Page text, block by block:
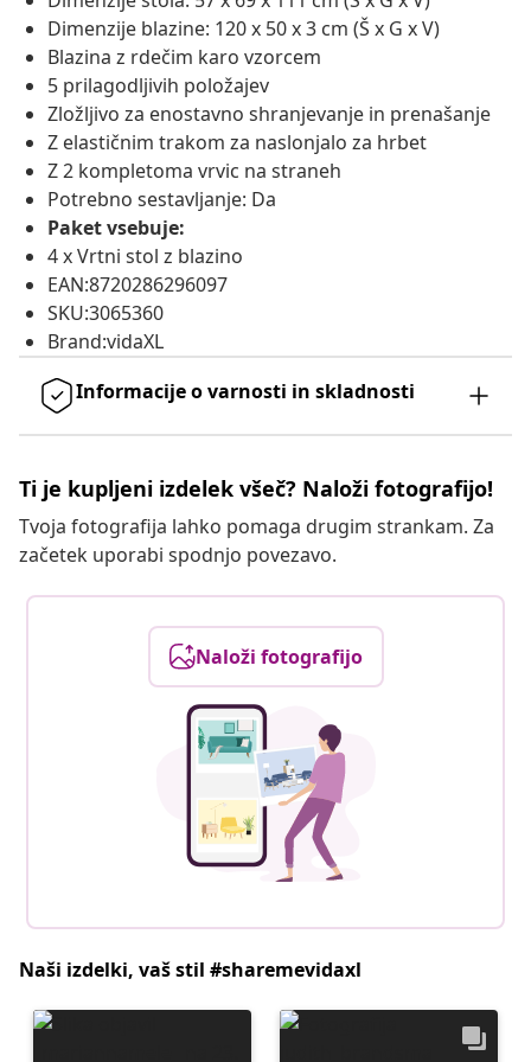
Dimenzije blazine: 120 x 50 x 3 cm (Š x G x V)
Blazina z rdečim karo vzorcem
5 prilagodljivih položajev
Zložljivo za enostavno shranjevanje in prenašanje
Z elastičnim trakom za naslonjalo za hrbet
Z 2 kompletoma vrvic na straneh
Potrebno sestavljanje: Da
Paket vsebuje:
4 x Vrtni stol z blazino
EAN:8720286296097
SKU:3065360
Brand:vidaXL
Informacije o varnosti in skladnosti
Ti je kupljeni izdelek všeč? Naloži fotografijo!
Tvoja fotografija lahko pomaga drugim strankam. Za
začetek uporabi spodnjo povezavo.
Naloži fotografijo
Naši izdelki, vaš stil #sharemevidaxl